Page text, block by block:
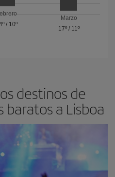
/ 10º
Marzo
17º/ 11º
destinos de
a Lisboa